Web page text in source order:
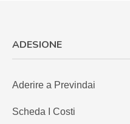
ADESIONE
Aderire a Previndai
Scheda I Costi